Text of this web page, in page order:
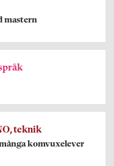
mastern
teknik
komvuxelever